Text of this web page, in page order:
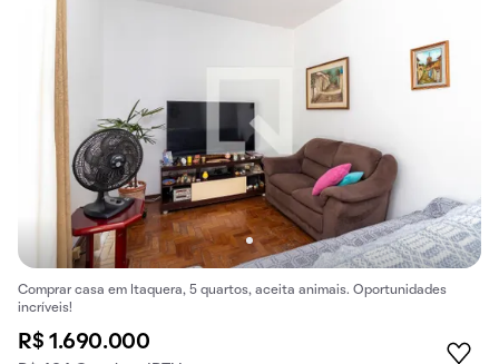
Comprar casa em Itaquera, 5 quartos, aceita animais. Oportunidades
incríveis!
R$ 1.690.000